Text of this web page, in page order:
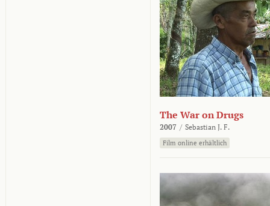
The War on Drugs
2007 / Sebastian J. F.
Film online erhältlich